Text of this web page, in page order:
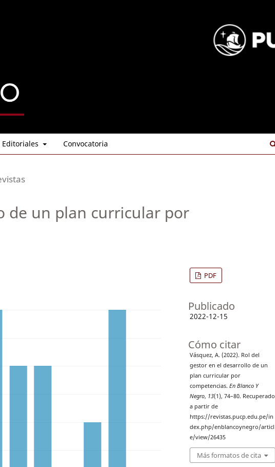
Editoriales Convocatoria
de un plan curricular por
PDF
Publicado
2022-12-15
Cómo citar
Vásquez, A. (2022). Rol del
gestor en el desarrollo de un
plan curricular por
competencias. En Blanco Y
Negro, 13(1), 74–80. Recuperado
a partir de
https://revistas.pucp.edu.pe/in
dex.php/enblancoynegro/articl
e/view/26435
Más formatos de cita